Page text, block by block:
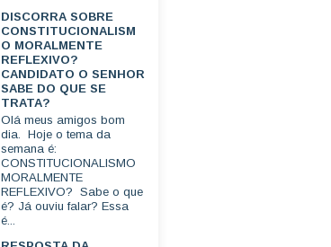
DISCORRA SOBRE
CONSTITUCIONALISM
O MORALMENTE
REFLEXIVO?
CANDIDATO O SENHOR
SABE DO QUE SE
TRATA?
Olá meus amigos bom
dia. Hoje o tema da
semana é:
CONSTITUCIONALISMO
MORALMENTE
REFLEXIVO? Sabe o que
é? Já ouviu falar? Essa
é...